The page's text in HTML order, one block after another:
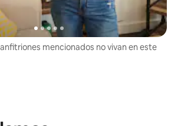
mencionados no vivan en este